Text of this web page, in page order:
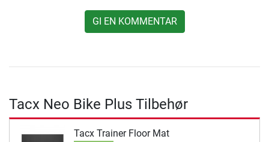
GI EN KOMMENTAR
Tacx Neo Bike Plus Tilbehør
Tacx Trainer Floor Mat